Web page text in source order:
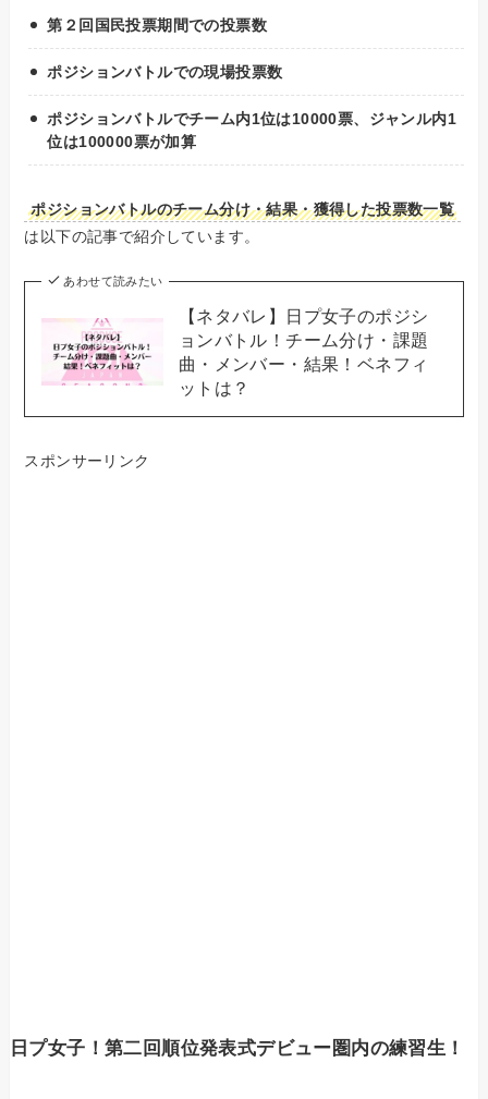
第２回国民投票期間での投票数
ポジションバトルでの現場投票数
ポジションバトルでチーム内1位は10000票、ジャンル内1
位は100000票が加算
ポジションバトルのチーム分け・結果・獲得した投票数一覧
は以下の記事で紹介しています。
あわせて読みたい
【ネタバレ】日プ女子のポジシ
ョンバトル！チーム分け・課題
曲・メンバー・結果！ベネフィ
ットは？
スポンサーリンク
日プ女子！第二回順位発表式デビュー圏内の練習生！